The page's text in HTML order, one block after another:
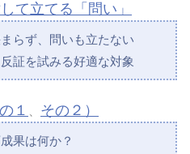
て立てる「問い」
らず、問いも立たない
証を試みる好適な対象
１ 、 その２）
果は何か？